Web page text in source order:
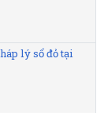
lý sổ đỏ tại